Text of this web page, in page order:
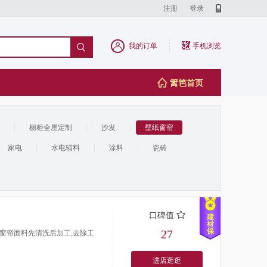
注册 登录
手机浏览
我的订单

 篱笆首页
橱柜全屋定制 沙发 壁纸窗帘
家电 水电辅料 涂料 瓷砖
帘面料先清洗后加工,去除工
口碑值
27
进店逛逛